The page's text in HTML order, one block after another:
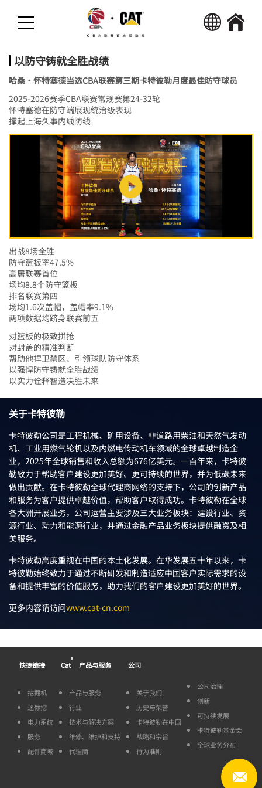
热点新闻
精彩视频
活动
回首页
以防守铸就全胜战绩
哈桑·怀特塞德当选CBA联赛第三期卡特彼勒月度最佳防守球员
2025-2026赛季CBA联赛常规赛第24-32轮
怀特塞德在防守端展现统治级表现
撑起上海久事内线防线
出战8场全胜
防守篮板率47.5%
高居联赛首位
场均8.8个防守篮板
排名联赛第四
场均1.6次盖帽，盖帽率9.1%
两项数据均跻身联赛前五
对篮板的极致拼抢
对封盖的精准判断
帮助他捍卫禁区、引领球队防守体系
以强悍防守铸就全胜战绩
以实力诠释智造决胜未来
关于卡特彼勒
卡特彼勒公司是工程机械、矿用设备、非道路用柴油和天然气发动
机、工业用燃气轮机以及内燃电传动机车领域的全球卓越制造企
业，2025年全球销售和收入总额为676亿美元。一百年来，卡特彼
勒致力于帮助客户建设更加美好、更可持续的世界，并为低碳未来
做出贡献。在卡特彼勒全球代理商网络的支持下，公司的创新产品
和服务为客户提供卓越价值，帮助客户取得成功。卡特彼勒在全球
各大洲开展业务，公司运营主要涉及三大业务板块：建设行业、资
源行业、动力和能源行业，并通过金融产品业务板块提供融资及相
关服务。
卡特彼勒高度重视在中国的本土化发展。在华发展五十年以来，卡
特彼勒始终致力于通过不断研发和制造适应中国客户实际需求的设
备和提供丰富的价值服务，助力我们的客户建设更加美好的世界。
更多内容请访问www.cat-cn.com
快捷链接
挖掘机
迷你挖
电力系统
服务
配件商城
Cat
®
产品与服务
产品与服务
行业
技术与解决方案
维修、维护和支持
代理商
公司
关于我们
历史与荣誉
卡特彼勒在中国
战略和宗旨
行为准则
公司治理
创新
可持续发展
卡特彼勒基金会
全球业务分布